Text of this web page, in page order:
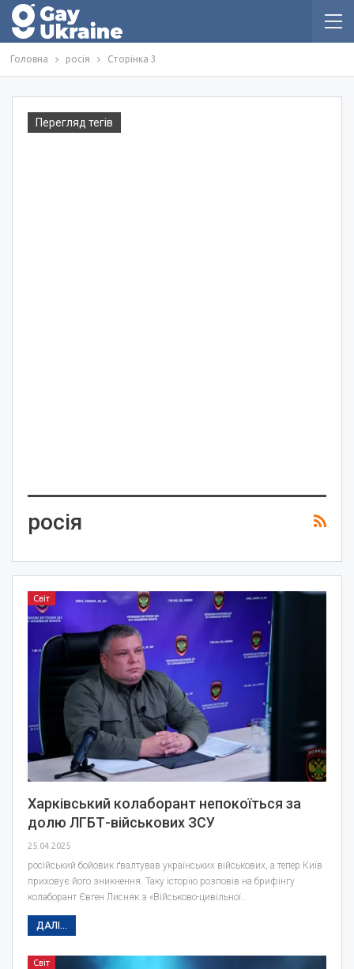
Головна росія Сторінка 3
Перегляд тегів
росія
Світ
Харківський колаборант непокоїться за
долю ЛГБТ-військових ЗСУ
25.04.2025
російський бойовик ґвалтував українських військових, а тепер Київ
приховує його зникнення. Таку історію розповів на брифінгу
колаборант Євген Лисняк з «Військово-цивільної…
ДАЛІ...
Світ